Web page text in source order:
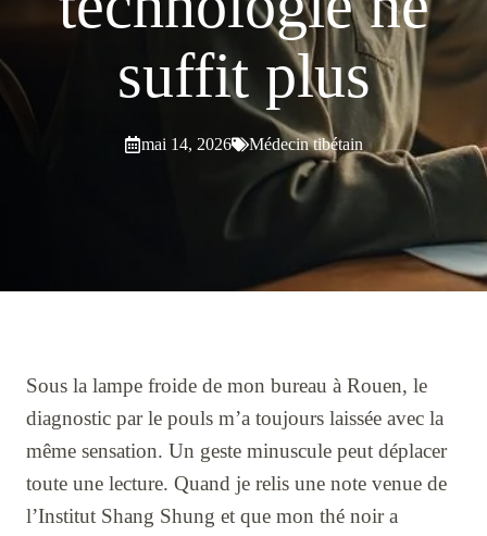
suffit plus
mai 14, 2026 Médecin tibétain
Sous la lampe froide de mon bureau à Rouen, le
diagnostic par le pouls m’a toujours laissée avec la
même sensation. Un geste minuscule peut déplacer
toute une lecture. Quand je relis une note venue de
l’Institut Shang Shung et que mon thé noir a